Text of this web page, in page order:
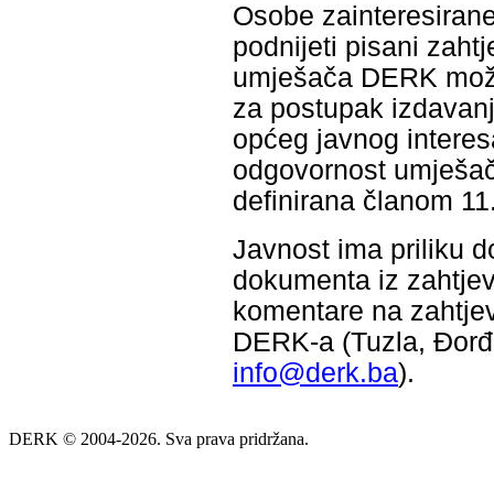
Osobe
podnijeti pisani
umješača DERK
za postupak
općeg javnog
odgovornost
definirana članom
Javnost ima priliku
dokumenta iz
komentare na
DERK-a (Tuzla,
info@derk.ba).
DERK © 2004-2026. Sva prava pridržana.